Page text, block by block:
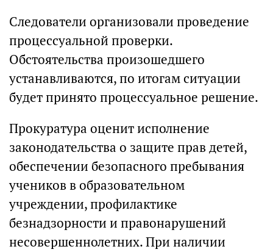
Следователи организовали проведение
процессуальной проверки.
Обстоятельства произошедшего
устанавливаются, по итогам ситуации
будет принято процессуальное решение.
Прокуратура оценит исполнение
законодательства о защите прав детей,
обеспечении безопасного пребывания
учеников в образовательном
учреждении, профилактике
безнадзорности и правонарушений
несовершеннолетних. При наличии